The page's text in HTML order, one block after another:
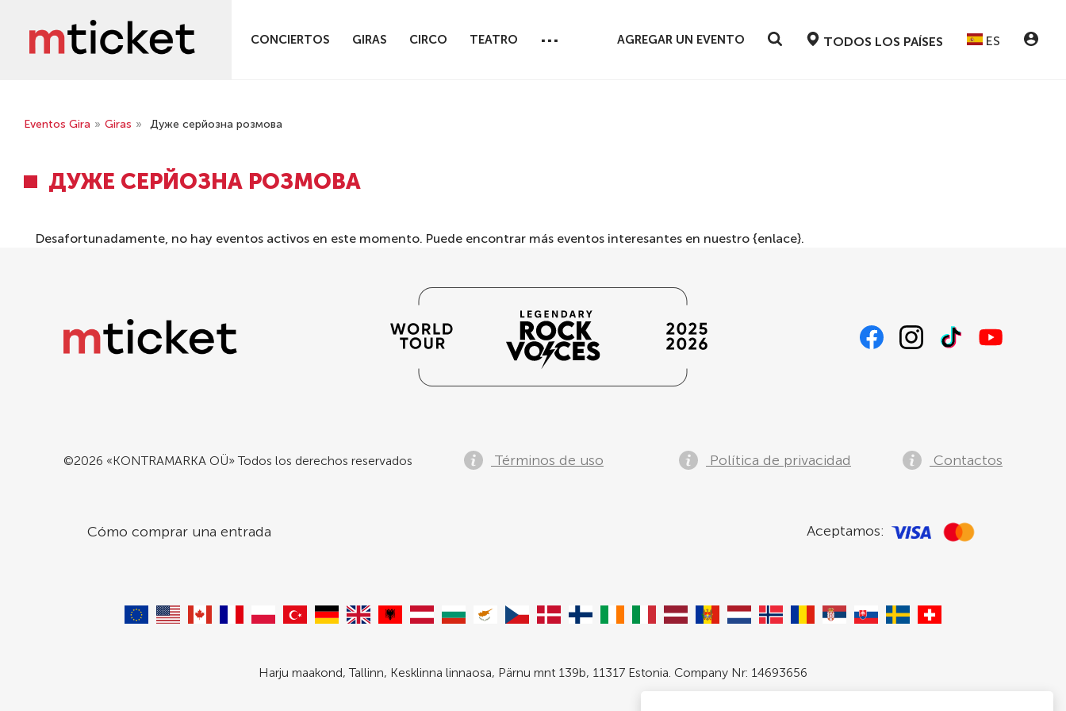
CONCIERTOS GIRAS CIRCO TEATRO ... AGREGAR UN EVENTO TODOS LOS PAÍSES ES
Eventos Gira » Giras » Дуже серйозна розмова
ДУЖЕ СЕРЙОЗНА РОЗМОВА
Desafortunadamente, no hay eventos activos en este momento. Puede encontrar más eventos interesantes en nuestro {enlace}.
©2026 «KONTRAMARKA OÜ» Todos los derechos reservados Términos de uso Política de privacidad Contactos
Cómo comprar una entrada Aceptamos:
Harju maakond, Tallinn, Kesklinna linnaosa, Pärnu mnt 139b, 11317 Estonia. Company Nr: 14693656